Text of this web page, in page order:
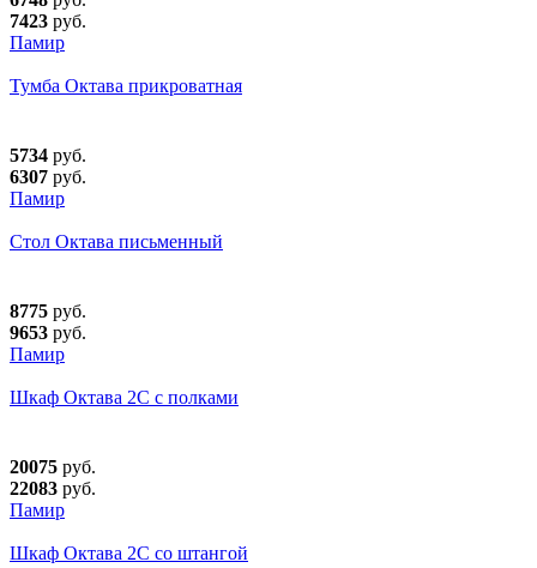
7423 руб.
Памир
Тумба Октава прикроватная
5734 руб.
6307 руб.
Памир
Стол Октава письменный
8775 руб.
9653 руб.
Памир
Шкаф Октава 2С с полками
20075 руб.
22083 руб.
Памир
Шкаф Октава 2С со штангой